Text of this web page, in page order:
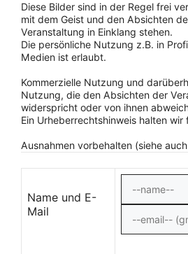
Diese Bilder sind in der Regel frei
mit dem Geist und den Absichten
Veranstaltung in Einklang stehen.
Die persönliche Nutzung z.B. in
Medien ist erlaubt.
Kommerzielle Nutzung und
Nutzung, die den Absichten der
widerspricht oder von ihnen
Ein Urheberrechtshinweis halten wir
Ausnahmen vorbehalten (siehe
Name und E-
Mail